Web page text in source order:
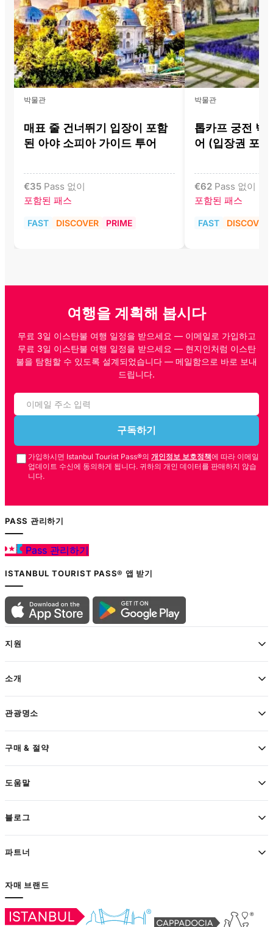
박물관
매표 줄 건너뛰기 입장이 포함
된 아야 소피아 가이드 투어
€35 Pass 없이
포함된 패스
FAST DISCOVER PRIME
박물관
톱카프 궁전 박
어 (입장권 포
€62 Pass 없이
포함된 패스
FAST DISCOVER
여행을 계획해 봅시다
무료 3일 이스탄불 여행 일정을 받으세요 — 이메일로 가입하고
무료 3일 이스탄불 여행 일정을 받으세요 — 현지인처럼 이스탄
불을 탐험할 수 있도록 설계되었습니다 — 메일함으로 바로 보내
드립니다.
구독하기
가입하시면 Istanbul Tourist Pass®의 개인정보 보호정책에 따라 이메일
업데이트 수신에 동의하게 됩니다. 귀하의 개인 데이터를 판매하지 않습
니다.
PASS 관리하기
Pass 관리하기
ISTANBUL TOURIST PASS® 앱 받기
지원
소개
관광명소
구매 & 절약
도움말
블로그
파트너
자매 브랜드